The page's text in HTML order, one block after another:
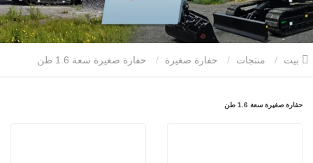
منتجات حفارة صغيرة
حفارة صغيرة سعة 1.6 طن